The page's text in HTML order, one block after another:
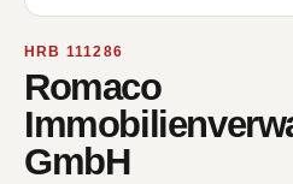
HRB 111286
Romaco
GmbH